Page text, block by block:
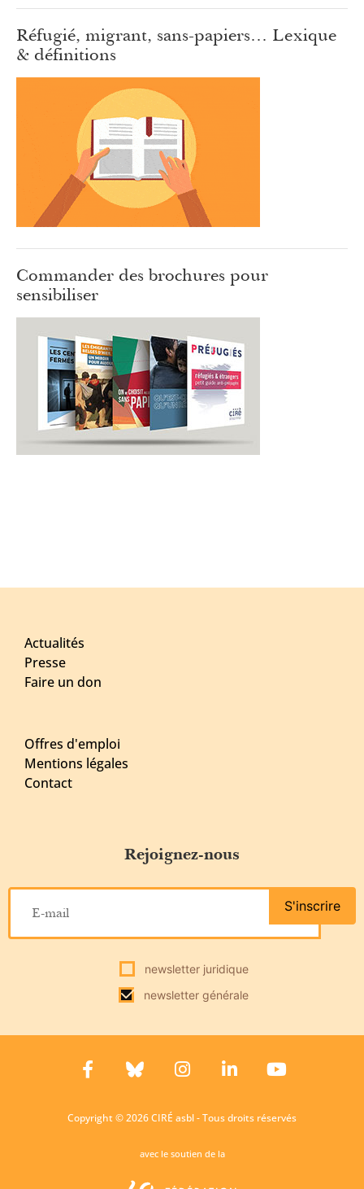
Réfugié, migrant, sans-papiers… Lexique
& définitions
Commander des brochures pour
sensibiliser
Actualités
Presse
Faire un don
Offres d'emploi
Mentions légales
Contact
Rejoignez-nous
newsletter juridique
newsletter générale
S'inscrire
Copyright © 2026 CIRÉ asbl - Tous droits réservés
avec le soutien de la